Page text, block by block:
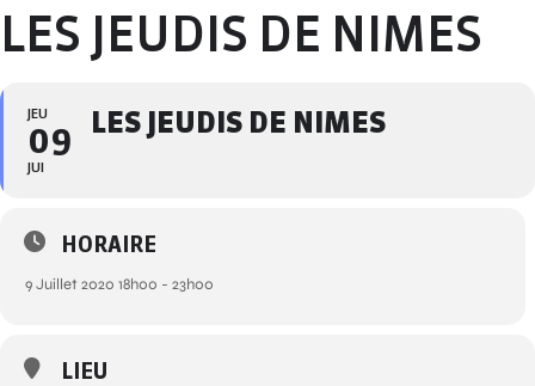
LES JEUDIS DE NIMES
JEU
09
JUI
LES JEUDIS DE NIMES
HORAIRE
9 Juillet 2020 18h00 - 23h00
LIEU